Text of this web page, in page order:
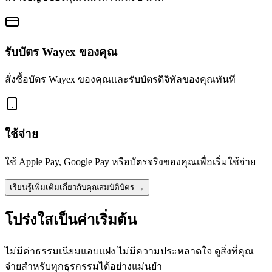
รับบัตร Wayex ของคุณ
สั่งซื้อบัตร Wayex ของคุณและรับบัตรดิจิทัลของคุณทันที
ใช้จ่าย
ใช้ Apple Pay, Google Pay หรือบัตรจริงของคุณเพื่อเริ่มใช้จ่าย
เรียนรู้เพิ่มเติมเกี่ยวกับคุณสมบัติบัตร →
โปร่งใสเป็นค่าเริ่มต้น
ไม่มีค่าธรรมเนียมแอบแฝง ไม่มีความประหลาดใจ ดูสิ่งที่คุณ
จ่ายสำหรับทุกธุรกรรมได้อย่างแม่นยำ